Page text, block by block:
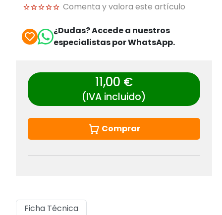
Comenta y valora este artículo
¿Dudas? Accede a nuestros
especialistas por WhatsApp.
11,00 €
(IVA incluido)
Comprar
Ficha Técnica